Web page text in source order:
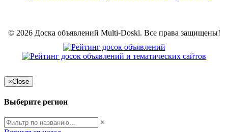
© 2026 Доска объявлений Multi-Doski. Все права защищены!
×Close
Выберите регион
×